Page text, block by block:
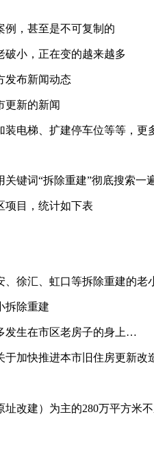
例，甚至是不可复制的
破小，正在变的越来越多
发布新闻动态
更新的新闻
装电梯、扩建停车位等等，更
键词“拆除重建”彻底搜索一
项目，统计如下表
、徐汇、虹口等拆除重建的
拆除重建
发生在市区老房子的身上…
于加快推进本市旧住房更新改
址改建）为主的280万平方米